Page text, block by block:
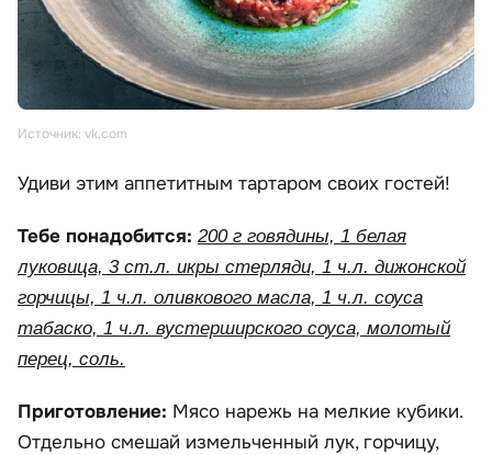
Источник: vk.com
Удиви этим аппетитным тартаром своих гостей!
Тебе понадобится: 200 г говядины, 1 белая
луковица, 3 ст.л. икры стерляди, 1 ч.л. дижонской
горчицы, 1 ч.л. оливкового масла, 1 ч.л. соуса
табаско, 1 ч.л. вустерширского соуса, молотый
перец, соль.
Приготовление: Мясо нарежь на мелкие кубики.
Отдельно смешай измельченный лук, горчицу,